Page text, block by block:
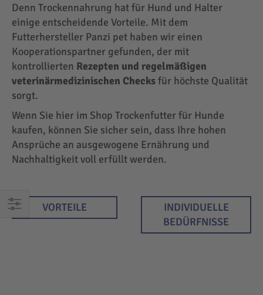
EINKAUFEN
Denn Trockennahrung hat für Hund und Halter
einige entscheidende Vorteile. Mit dem
Futterhersteller Panzi pet haben wir einen
Kooperationspartner gefunden, der mit
kontrollierten Rezepten und regelmäßigen
veterinärmedizinischen Checksfür höchste Qualität
sorgt.
Wenn Sie hier im Shop Trockenfutter für Hunde
kaufen, können Sie sicher sein, dass Ihre hohen
Ansprüche an ausgewogene Ernährung und
Nachhaltigkeit voll erfüllt werden.
VORTEILE
INDIVIDUELLE
BEDÜRFNISSE